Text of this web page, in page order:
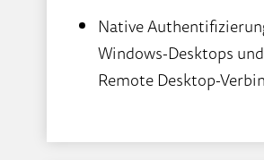
Native
Windows-Desktops und
Remote Desktop-